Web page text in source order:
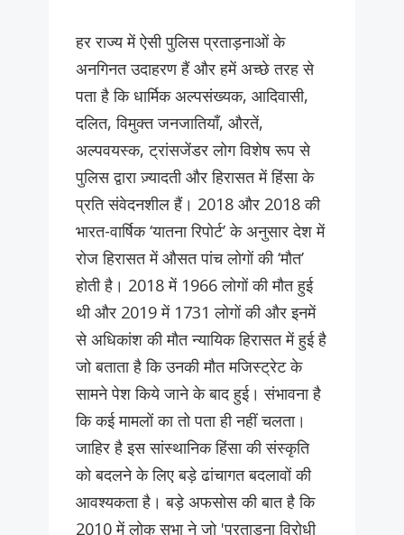
हर राज्य में ऐसी पुलिस प्रताड़नाओं के
अनगिनत उदाहरण हैं और हमें अच्छे तरह से
पता है कि धार्मिक अल्पसंख्यक, आदिवासी,
दलित, विमुक्त जनजातियाँ, औरतें,
अल्पवयस्क, ट्रांसजेंडर लोग विशेष रूप से
पुलिस द्वारा ज़्यादती और हिरासत में हिंसा के
प्रति संवेदनशील हैं। 2018 और 2018 की
भारत-वार्षिक ‘यातना रिपोर्ट’ के अनुसार देश में
रोज हिरासत में औसत पांच लोगों की ‘मौत’
होती है। 2018 में 1966 लोगों की मौत हुई
थी और 2019 में 1731 लोगों की और इनमें
से अधिकांश की मौत न्यायिक हिरासत में हुई है
जो बताता है कि उनकी मौत मजिस्ट्रेट के
सामने पेश किये जाने के बाद हुई। संभावना है
कि कई मामलों का तो पता ही नहीं चलता।
जाहिर है इस सांस्थानिक हिंसा की संस्कृति
को बदलने के लिए बड़े ढांचागत बदलावों की
आवश्यकता है। बड़े अफसोस की बात है कि
2010 में लोक सभा ने जो 'प्रताड़ना विरोधी